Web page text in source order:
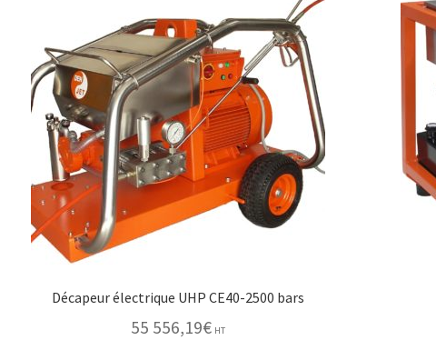
Décapeur électrique UHP CE40-2500 bars
55 556,19€ HT